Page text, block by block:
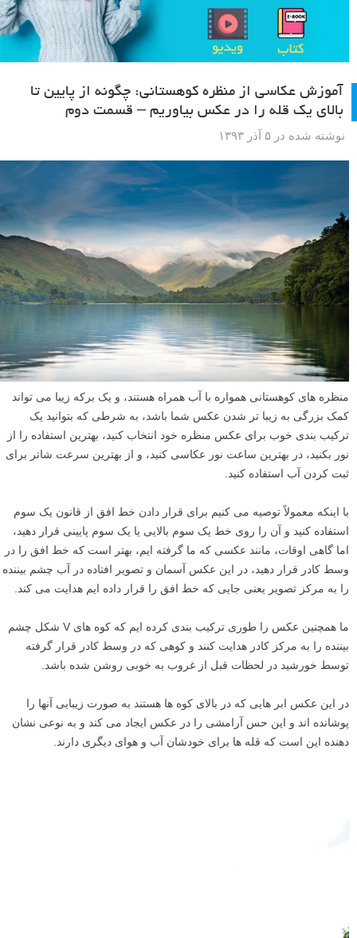
آموزش عکاسی از منظره کوهستانی: چگونه از پایین تا
بالای یک قله را در عکس بیاوریم – قسمت دوم
نوشته شده در ۵ آذر ۱۳۹۳
منظره های کوهستانی همواره با آب همراه هستند، و یک برکه زیبا می تواند
کمک بزرگی به زیبا تر شدن عکس شما باشد، به شرطی که بتوانید یک
ترکیب بندی خوب برای عکس منظره خود انتخاب کنید، بهترین استفاده را از
نور بکنید، در بهترین ساعت نور عکاسی کنید، و از بهترین سرعت شاتر برای
ثبت کردن آب استفاده کنید.
با اینکه معمولاً توصیه می کنیم برای قرار دادن خط افق از قانون یک سوم
استفاده کنید و آن را روی خط یک سوم بالایی یا یک سوم پایینی قرار دهید،
اما گاهی اوقات، مانند عکسی که ما گرفته ایم، بهتر است که خط افق را در
وسط کادر قرار دهید، در این عکس آسمان و تصویر افتاده در آب چشم بیننده
را به مرکز تصویر یعنی جایی که خط افق را قرار داده ایم هدایت می کند.
ما همچنین عکس را طوری ترکیب بندی کرده ایم که کوه های V شکل چشم
بیننده را به مرکز کادر هدایت کنند و کوهی که در وسط کادر قرار گرفته
توسط خورشید در لحظات قبل از غروب به خوبی روشن شده باشد.
در این عکس ابر هایی که در بالای کوه ها هستند به صورت زیبایی آنها را
پوشانده اند و این حس آرامشی را در عکس ایجاد می کند و به نوعی نشان
دهنده این است که قله ها برای خودشان آب و هوای دیگری دارند.